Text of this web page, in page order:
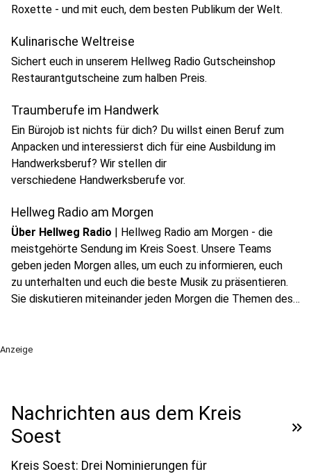
Roxette - und mit euch, dem besten Publikum der Welt.
Kulinarische Weltreise
Sichert euch in unserem Hellweg Radio Gutscheinshop
Restaurantgutscheine zum halben Preis.
Traumberufe im Handwerk
Ein Bürojob ist nichts für dich? Du willst einen Beruf zum
Anpacken und interessierst dich für eine Ausbildung im
Handwerksberuf? Wir stellen dir
verschiedene Handwerksberufe vor.
Hellweg Radio am Morgen
Über Hellweg Radio | Hellweg Radio am Morgen - die
meistgehörte Sendung im Kreis Soest. Unsere Teams
geben jeden Morgen alles, um euch zu informieren, euch
zu unterhalten und euch die beste Musik zu präsentieren.
Sie diskutieren miteinander jeden Morgen die Themen des
Anzeige
Nachrichten aus dem Kreis
Soest
keyboard_double_arrow_right
Kreis Soest: Drei Nominierungen für